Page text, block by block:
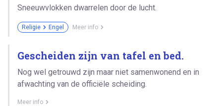
Sneeuwvlokken dwarrelen door de lucht.
Religie Engel Meer info
Gescheiden zijn van tafel en bed.
Nog wel getrouwd zijn maar niet samenwonend en in
afwachting van de officiële scheiding.
Meer info